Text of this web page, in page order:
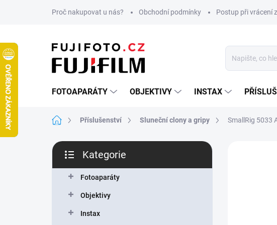
Proč nakupovat u nás? Obchodní podmínky Postup při vrácení
FOTOAPARÁTY OBJEKTIVY INSTAX
Domů Příslušenství Sluneční clony a gripy SmallRig 5033
P
s
kategorie
Kategorie
Fotoaparáty
Objektivy
Instax